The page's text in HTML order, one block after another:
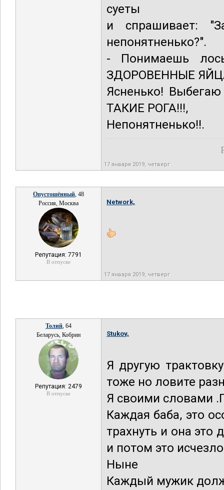
суеты
и спрашивает:
непонятненько?".
- Понимаешь
ЗДОРОВЕННЫЕ
Ясненько!
ТАКИЕ РОГА!!!,
Непонятненько!!.
17 января 2019, четверг
Опустошённый, 48
Россия, Москва
Репутация: 7791
В отпуске
Network,
17 января 2019, четверг
Толий, 64
Беларусь, Кобрин
Репутация: 2479
В отпуске
Stukov,
Я другую
тоже но ловите
Я своими словами
Каждая баба, это
трахнуть и она
и потом это исчезло
Ныне
Каждый мужик